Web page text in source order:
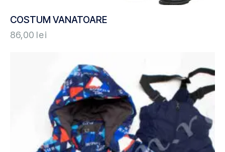
COSTUM VANATOARE
86,00 lei